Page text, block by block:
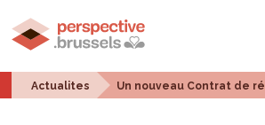
Actualites Un nouveau Contrat de